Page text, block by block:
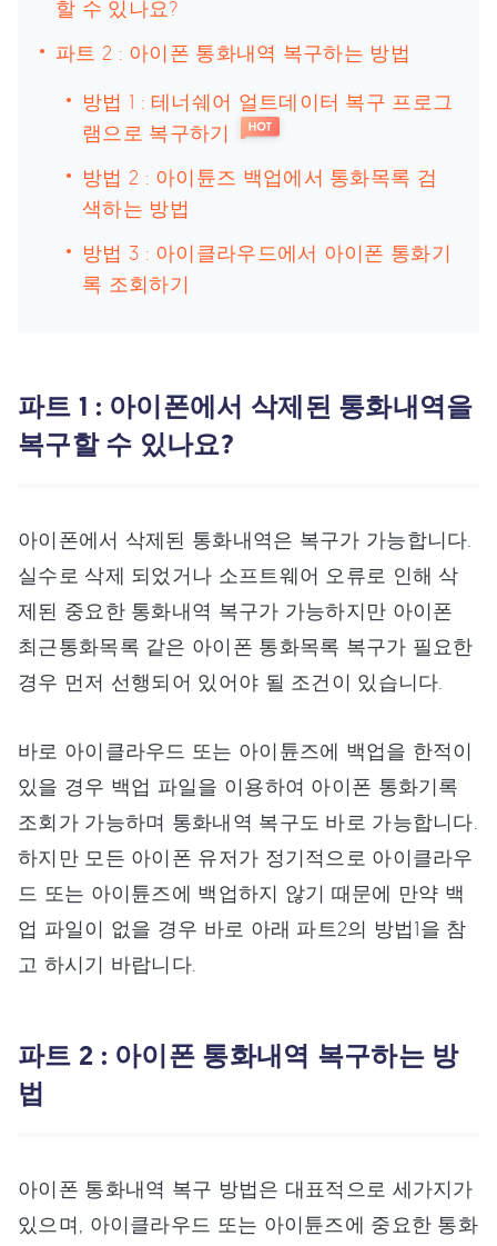
할 수 있나요?
파트 2 : 아이폰 통화내역 복구하는 방법
방법 1 : 테너쉐어 얼트데이터 복구 프로그
램으로 복구하기
방법 2 : 아이튠즈 백업에서 통화목록 검
색하는 방법
방법 3 : 아이클라우드에서 아이폰 통화기
록 조회하기
파트 1 : 아이폰에서 삭제된 통화내역을
복구할 수 있나요?
아이폰에서 삭제된 통화내역은 복구가 가능합니다.
실수로 삭제 되었거나 소프트웨어 오류로 인해 삭
제된 중요한 통화내역 복구가 가능하지만 아이폰
최근통화목록 같은 아이폰 통화목록 복구가 필요한
경우 먼저 선행되어 있어야 될 조건이 있습니다.
바로 아이클라우드 또는 아이튠즈에 백업을 한적이
있을 경우 백업 파일을 이용하여 아이폰 통화기록
조회가 가능하며 통화내역 복구도 바로 가능합니다.
하지만 모든 아이폰 유저가 정기적으로 아이클라우
드 또는 아이튠즈에 백업하지 않기 때문에 만약 백
업 파일이 없을 경우 바로 아래 파트2의 방법1을 참
고 하시기 바랍니다.
파트 2 : 아이폰 통화내역 복구하는 방
법
아이폰 통화내역 복구 방법은 대표적으로 세가지가
있으며, 아이클라우드 또는 아이튠즈에 중요한 통화